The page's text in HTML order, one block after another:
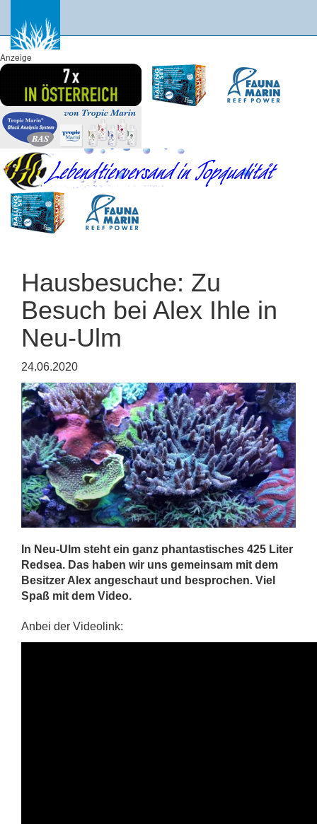
Anzeige
Hausbesuche: Zu
Besuch bei Alex Ihle in
Neu-Ulm
24.06.2020
In Neu-Ulm steht ein ganz phantastisches 425 Liter
Redsea. Das haben wir uns gemeinsam mit dem
Besitzer Alex angeschaut und besprochen. Viel
Spaß mit dem Video.
Anbei der Videolink: